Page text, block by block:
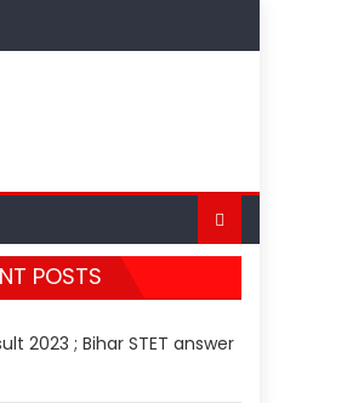
POSTS
2023 ; Bihar STET answer